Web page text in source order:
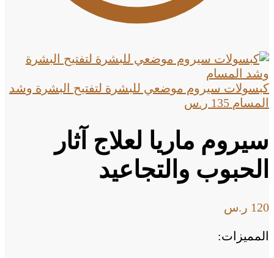
كبسولات سيروم موضعي للبشرة لتفتيح البشرة وشد
المسام 135 ر.س
سيروم ماريا لعلاج آثار
الحبوب والتجاعيد
120 ر.س
المميزات: